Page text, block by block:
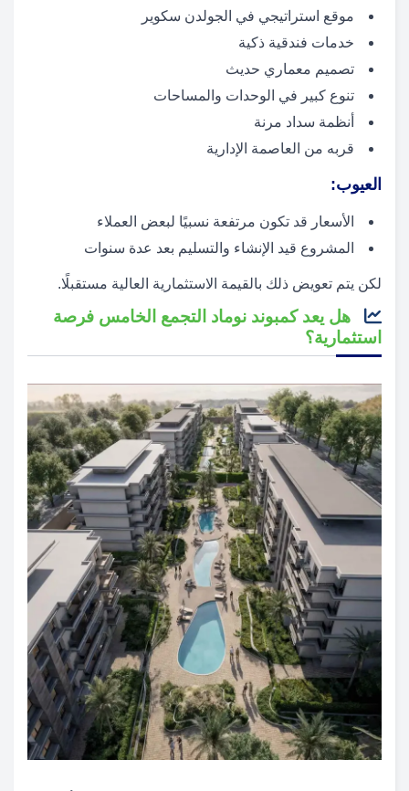
موقع استراتيجي في الجولدن سكوير
خدمات فندقية ذكية
تصميم معماري حديث
تنوع كبير في الوحدات والمساحات
أنظمة سداد مرنة
قربه من العاصمة الإدارية
العيوب:
الأسعار قد تكون مرتفعة نسبيًا لبعض العملاء
المشروع قيد الإنشاء والتسليم بعد عدة سنوات
لكن يتم تعويض ذلك بالقيمة الاستثمارية العالية مستقبلًا.
هل يعد كمبوند نوماد التجمع الخامس فرصة
استثمارية؟